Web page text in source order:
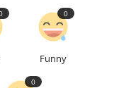
Funny
0
0